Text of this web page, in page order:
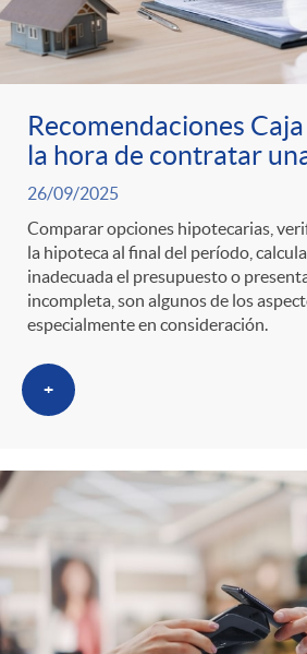
o
r
i
a
s
Recomendaciones
la hora de contratar
26/09/2025
Comparar opciones hipotecarias,
la hipoteca al final del período,
inadecuada el presupuesto o
incompleta, son algunos de los
especialmente en consideración.
+